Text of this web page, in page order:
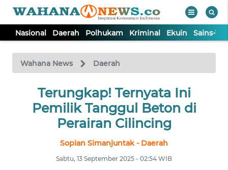
Nasional Daerah Polhukam Kriminal Ekuin Sains-
Wahana News Daerah
Terungkap! Ternyata Ini
Pemilik Tanggul Beton di
Perairan Cilincing
Sopian Simanjuntak - Daerah
Sabtu, 13 September 2025 - 02:54 WIB
TV
Tutup
NASIONAL